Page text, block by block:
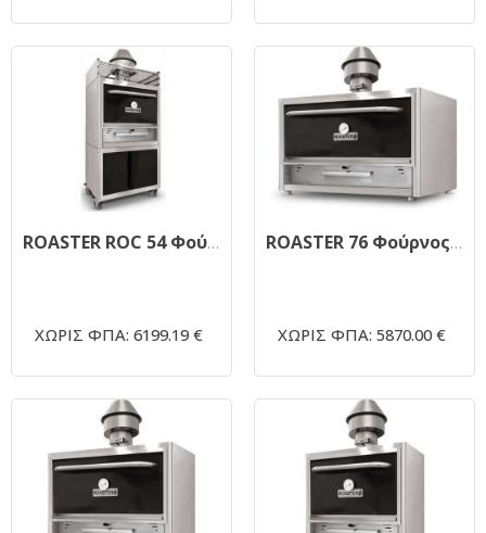
ROASTER ROC 54 Φούρνος Ξυλοκάρβουνου Επιδαπέδιος με Βάση 770x510x1910mm
ΧΩΡΙΣ ΦΠΑ: 6199.19 €
ROASTER 76 Φούρνος Ξυλοκάρβουνου 965x710x1270mm
ΧΩΡΙΣ ΦΠΑ: 5870.00 €